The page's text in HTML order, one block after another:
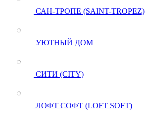
САН-ТРОПЕ (SAINT-TROPEZ)
УЮТНЫЙ ДОМ
СИТИ (CITY)
ЛОФТ СОФТ (LOFT SOFT)